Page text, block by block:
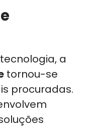
a
tornou-se
procuradas.